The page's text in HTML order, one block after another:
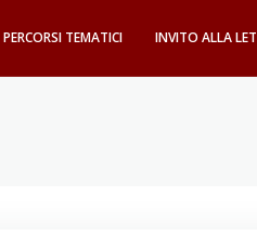
PERCORSI TEMATICI INVITO ALLA